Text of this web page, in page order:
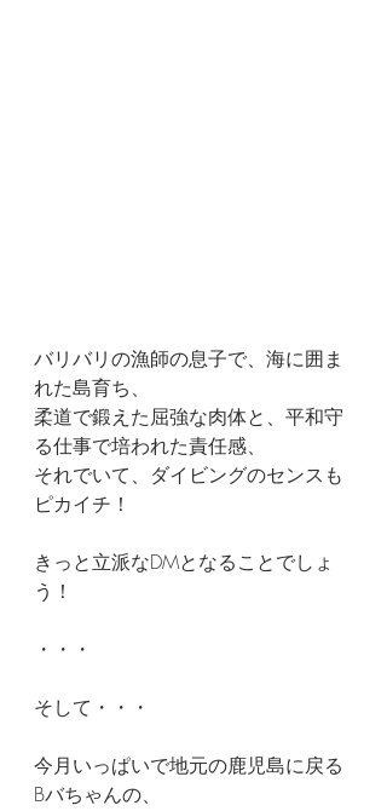
バリバリの漁師の息子で、海に囲ま
れた島育ち、
柔道で鍛えた屈強な肉体と、平和守
る仕事で培われた責任感、
それでいて、ダイビングのセンスも
ピカイチ！
きっと立派なDMとなることでしょ
う！
・・・
そして・・・
今月いっぱいで地元の鹿児島に戻る
Bバちゃんの、